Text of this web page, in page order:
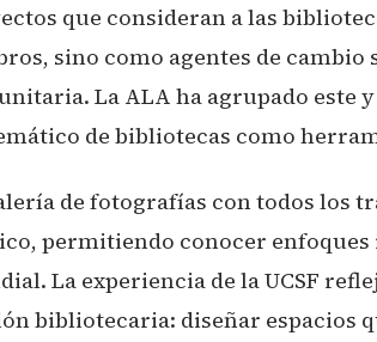
que consideran a las
sino como agentes de
La ALA ha agrupado este
de bibliotecas como
de fotografías con todos los
permitiendo conocer
La experiencia de la UCSF
bibliotecaria: diseñar espacios